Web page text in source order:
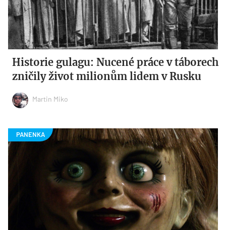
Historie gulagu: Nucené práce v táborech
zničily život milionům lidem v Rusku
Martin Miko